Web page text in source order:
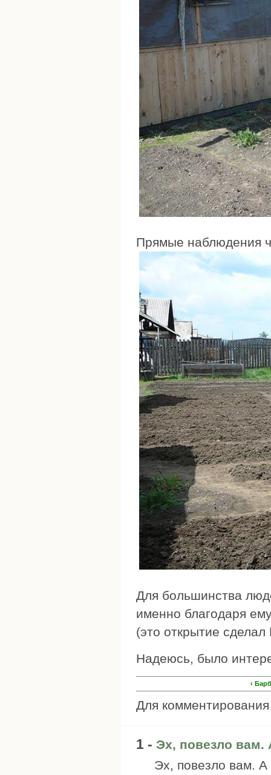
Прямые наблюдения
Для большинства
именно благодаря
(это открытие
Надеюсь, было
‹
Для
1 - Эх, повезло вам.
Эх, повезло вам.